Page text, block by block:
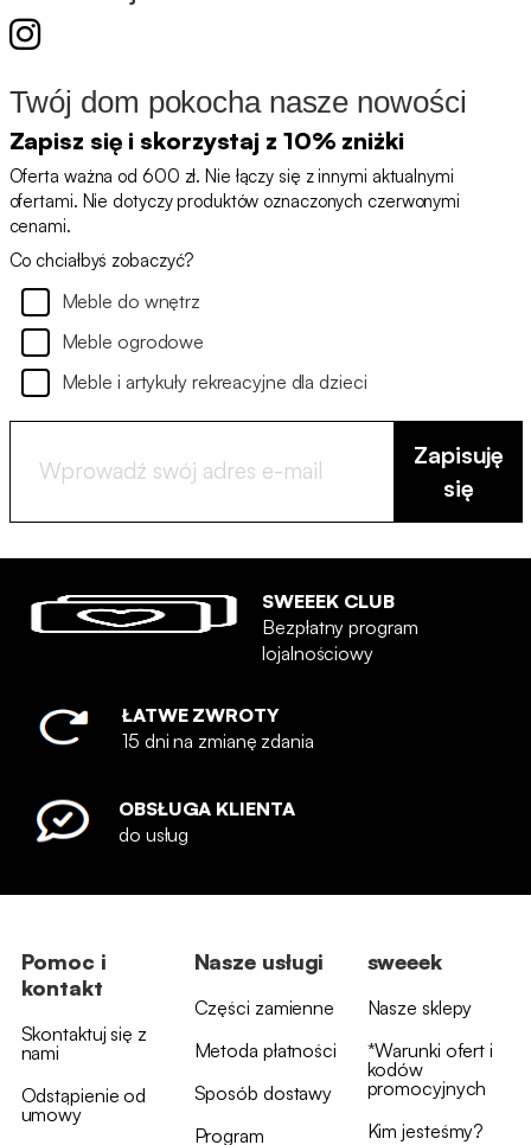
Twój dom pokocha nasze nowości
Zapisz się i skorzystaj z 10% zniżki
Oferta ważna od 600 zł. Nie łączy się z innymi aktualnymi
ofertami. Nie dotyczy produktów oznaczonych czerwonymi
cenami.
Co chciałbyś zobaczyć?
Meble do wnętrz
Meble ogrodowe
Meble i artykuły rekreacyjne dla dzieci
Zapisuję
się
SWEEEK CLUB
Bezpłatny program
lojalnościowy
ŁATWE ZWROTY
15 dni na zmianę zdania
OBSŁUGA KLIENTA
do usług
Pomoc i
kontakt
Skontaktuj się z
nami
Odstąpienie od
umowy
Nasze usługi
Części zamienne
Metoda płatności
Sposób dostawy
Program
sweeek
Nasze sklepy
*Warunki ofert i
kodów
promocyjnych
Kim jesteśmy?